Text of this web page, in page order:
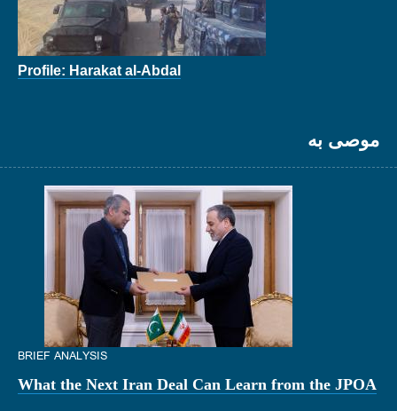
Profile: Harakat al-Abdal
موصى به
BRIEF ANALYSIS
What the Next Iran Deal Can Learn from the JPOA